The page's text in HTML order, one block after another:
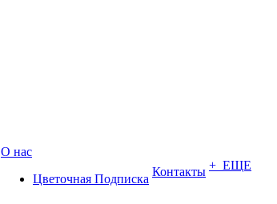
О нас
Цветочная Подписка
Контакты + ЕЩЕ